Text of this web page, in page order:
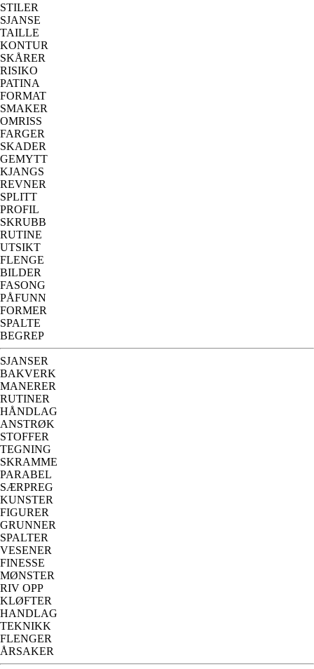
STILER
SJANSE
TAILLE
KONTUR
SKÅRER
RISIKO
PATINA
FORMAT
SMAKER
OMRISS
FARGER
SKADER
GEMYTT
KJANGS
REVNER
SPLITT
PROFIL
SKRUBB
RUTINE
UTSIKT
FLENGE
BILDER
FASONG
PÅFUNN
FORMER
SPALTE
BEGREP
SJANSER
BAKVERK
MANERER
RUTINER
HÅNDLAG
ANSTRØK
STOFFER
TEGNING
SKRAMME
PARABEL
SÆRPREG
KUNSTER
FIGURER
GRUNNER
SPALTER
VESENER
FINESSE
MØNSTER
RIV OPP
KLØFTER
HANDLAG
TEKNIKK
FLENGER
ÅRSAKER